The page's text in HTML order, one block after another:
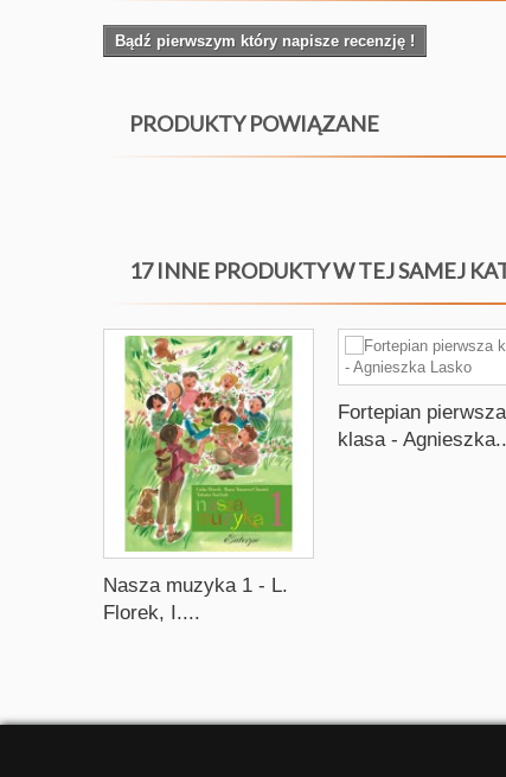
Bądź pierwszym który napisze recenzję !
PRODUKTY POWIĄZANE
17 INNE PRODUKTY W TEJ SAMEJ
Nasza muzyka 1 - L.
Florek, I....
Fortepian pierwsza
klasa -